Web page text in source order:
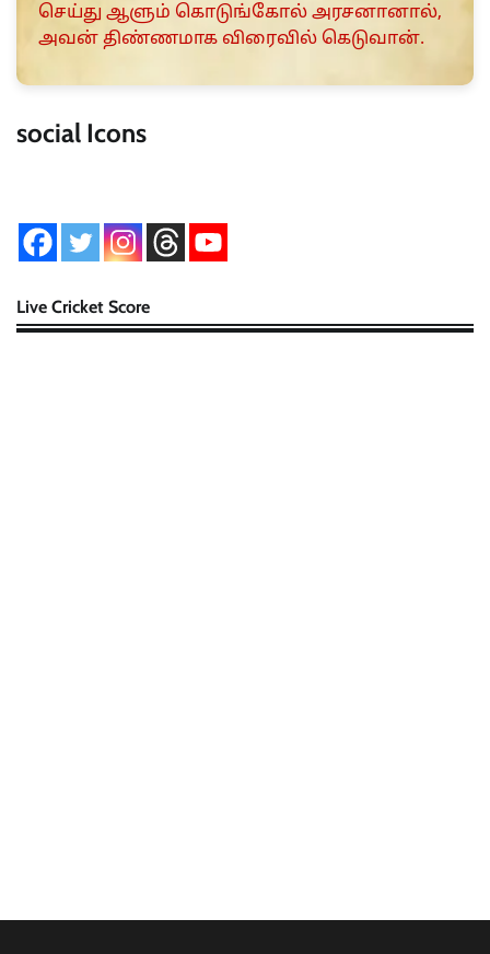
செய்து ஆளும் கொடுங்கோல் அரசனானால்,
அவன் திண்ணமாக விரைவில் கெடுவான்.
social Icons
Live Cricket Score